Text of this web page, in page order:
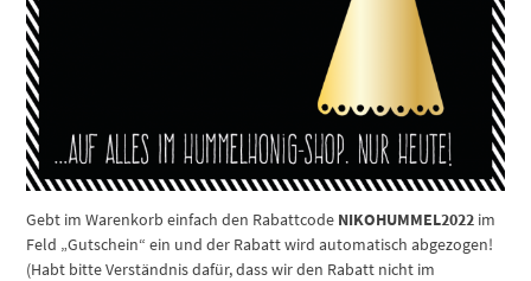
Gebt im Warenkorb einfach den Rabattcode NIKOHUMMEL2022 im
Feld „Gutschein“ ein und der Rabatt wird automatisch abgezogen!
(Habt bitte Verständnis dafür, dass wir den Rabatt nicht im